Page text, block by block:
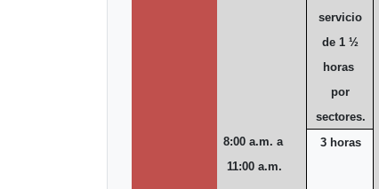
servicio
de 1 ½
horas
por
sectores.
8:00 a.m. a
11:00 a.m.
3 horas